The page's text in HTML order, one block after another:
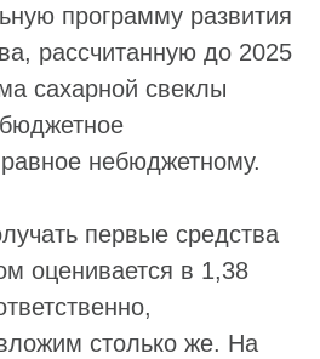
программу развития
рассчитанную до 2025
сахарной свеклы
небюджетному.
первые средства
оценивается в 1,38
столько же. На